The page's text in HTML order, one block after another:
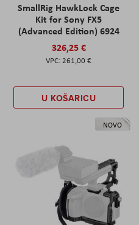
SmallRig HawkLock Cage
Kit for Sony FX5
(Advanced Edition) 6924
326,25 €
261,00 €
U KOŠARICU
NOVO